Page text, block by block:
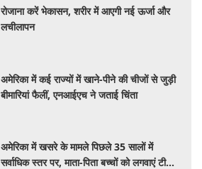
रोजाना करें भेकासन, शरीर में आएगी नई ऊर्जा और
लचीलापन
अमेरिका में कई राज्यों में खाने-पीने की चीजों से जुड़ी
बीमारियां फैलीं, एनआईएच ने जताई चिंता
अमेरिका में खसरे के मामले पिछले 35 सालों में
सर्वाधिक स्तर पर, माता-पिता बच्चों को लगवाएं टीके :